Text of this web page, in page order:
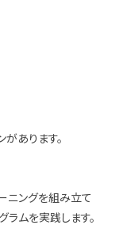
あります。
ニングを組み立て
ムを実践します。